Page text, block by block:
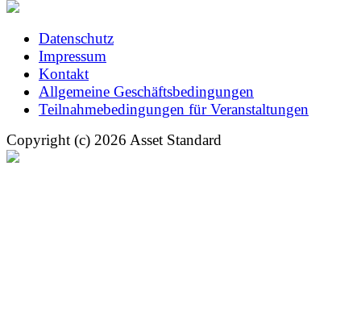
Datenschutz
Impressum
Kontakt
Allgemeine Geschäftsbedingungen
Teilnahmebedingungen für Veranstaltungen
Copyright (c) 2026 Asset Standard